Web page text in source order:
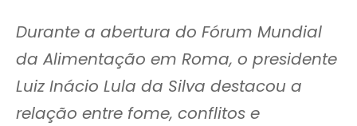
Durante a abertura do Fórum Mundial
da Alimentação em Roma, o presidente
Luiz Inácio Lula da Silva destacou a
relação entre fome, conflitos e